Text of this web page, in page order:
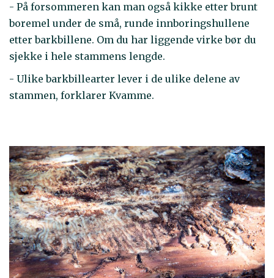
- På forsommeren kan man også kikke etter brunt
boremel under de små, runde innboringshullene
etter barkbillene. Om du har liggende virke bør du
sjekke i hele stammens lengde.
- Ulike barkbillearter lever i de ulike delene av
stammen, forklarer Kvamme.